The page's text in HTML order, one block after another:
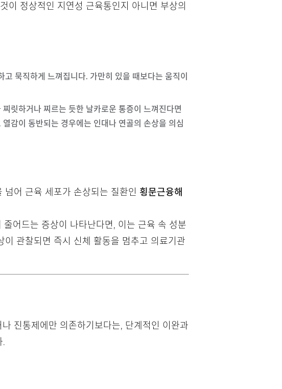
이 정상적인 지연성 근육통인지 아니면 부상의
묵직하게 느껴집니다. 가만히 있을 때보다는 움직이
릿하거나 찌르는 듯한 날카로운 통증이 느껴진다면
감이 동반되는 경우에는 인대나 연골의 손상을 의심
어 근육 세포가 손상되는 질환인 횡문근융해
어드는 증상이 나타난다면, 이는 근육 속 성분
관찰되면 즉시 신체 활동을 멈추고 의료기관
진통제에만 의존하기보다는, 단계적인 이완과
.